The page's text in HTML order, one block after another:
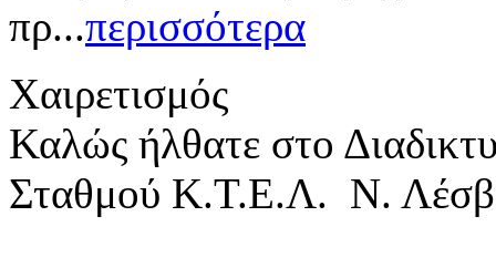
πρ...περισσότερα
Χαιρετισμός
Καλώς ήλθατε στο
Σταθμού Κ.Τ.Ε.Λ. Ν.